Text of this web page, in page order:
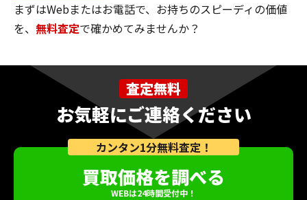
まずはWebまたはお電話で、お持ちのスピーディの価値
を、 無料査定で確かめてみませんか？
査定無料
お気軽にご連絡ください
カンタン1分無料査定！
買取価格を調べる
WEBは24時間受付中！